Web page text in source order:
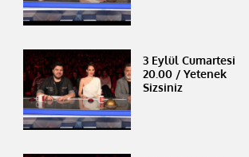
3 Eylül Cumartesi
20.00 / Yetenek
Sizsiniz